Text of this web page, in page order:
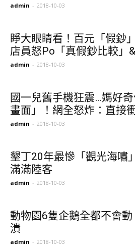
admin - 2018-10-03
睜大眼睛看！百元「假
店員怒Po「真假鈔比較」
admin - 2018-10-03
國一兒舊手機狂震…媽好
畫面」！網全怒炸：直接
admin - 2018-10-03
墾丁20年最慘「觀光海
滿滿陸客
admin - 2018-10-03
動物園6隻企鵝全都不會
潰
admin - 2018-10-03